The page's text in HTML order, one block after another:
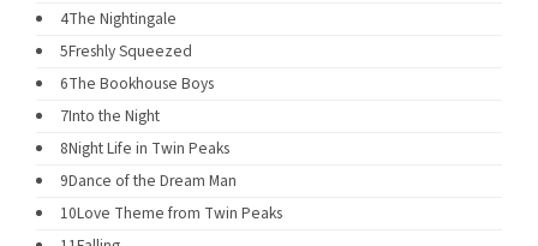
4The Nightingale
5Freshly Squeezed
6The Bookhouse Boys
7Into the Night
8Night Life in Twin Peaks
9Dance of the Dream Man
10Love Theme from Twin Peaks